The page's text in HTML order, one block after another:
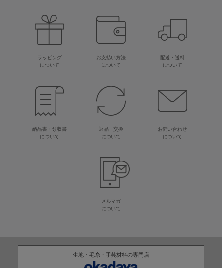
ラッピング
について
お支払い方法
について
配送・送料
について
納品書・領収書
について
返品・交換
について
お問い合わせ
について
メルマガ
について
生地・毛糸・手芸材料の専門店